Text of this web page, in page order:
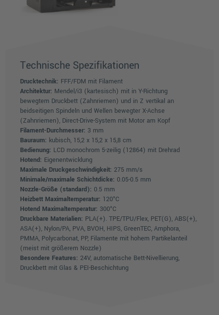
Technische Spezifikationen
Drucktechnik: FFF/FDM mit Filament
Architektur: Mendel/i3 (kartesisch) mit in Y-Richtung
bewegtem Druckbett (Zahnriemen) und in Z vertikal an
beidseitigen Spindeln und Wellen bewegter X-Achse
(Zahnriemen), Direct-Drive-System mit Motor am Kopf
Filament-Durchmesser: 3 mm
Bauraum: kubisch, 15,2 x 15,2 x 15,8 cm
Bedienung: LCD monochrom 5-zeilig (12864) mit Drehrad
Hotend: Eigenentwicklung
Maximale Druckgeschwindigkeit: 275 mm/s
Minimale/maximale Schichtdicke: 0.05-0.5 mm
Nozzle-Größe (standard): 0.5 mm
Heizbett Maximaltemperatur: 120°C
Hotend Maximaltemperatur: 300°C
Druckbare Materialien: PLA(+). TPE/TPU/Flex, PET(G), ABS(+),
ASA(+), Nylon/PA, PVA, BVOH, HIPS, GreenTEC, Amphora,
PMMA, Polycarbonat, PP, Filamente mit hohem Partikelanteil
(meist mit größerem Nozzle)
Besondere Features: 24V, automatische Bett-Nivellierung,
Druckbett mit Glas & PEI-Beschichtung